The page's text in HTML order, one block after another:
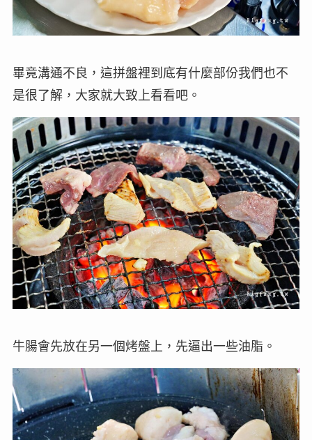
畢竟溝通不良，這拼盤裡到底有什麼部份我們也不
是很了解，大家就大致上看看吧。
牛腸會先放在另一個烤盤上，先逼出一些油脂。